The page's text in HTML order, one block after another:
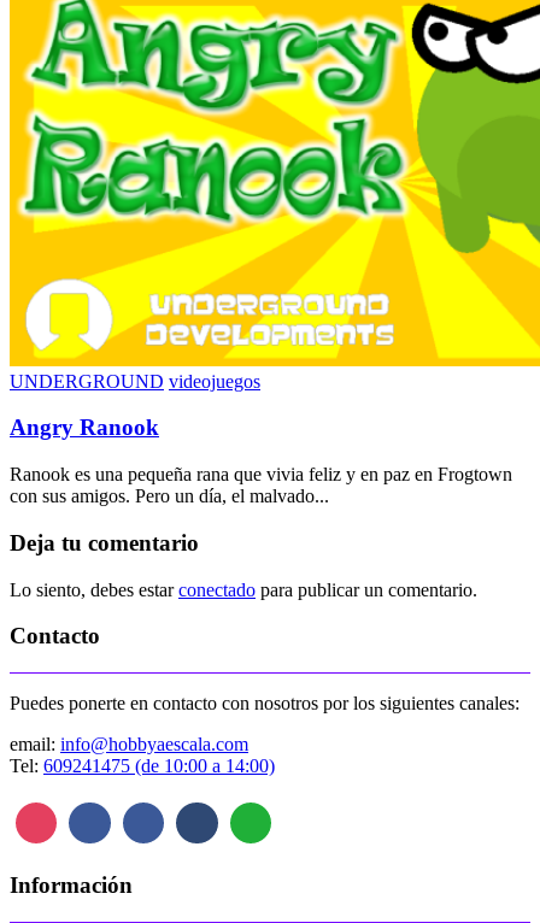
UNDERGROUND videojuegos
Angry Ranook
Ranook es una pequeña rana que vivia feliz y en paz en Frogtown
con sus amigos. Pero un día, el malvado...
Deja tu comentario
Lo siento, debes estarconectado para publicar un comentario.
Contacto
Puedes ponerte en contacto con nosotros por los siguientes canales:
email: info@hobbyaescala.com
Tel: 609241475 (de 10:00 a 14:00)
Información